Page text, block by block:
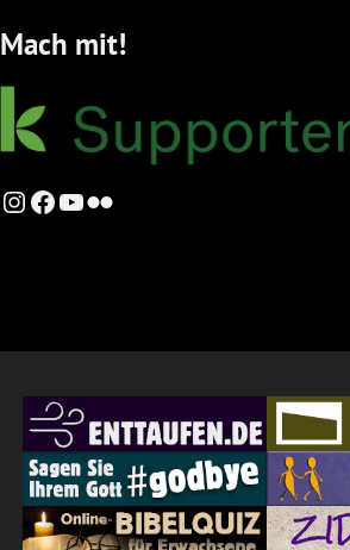
Mach mit!
Instagram
Facebook
YouTube
Flickr